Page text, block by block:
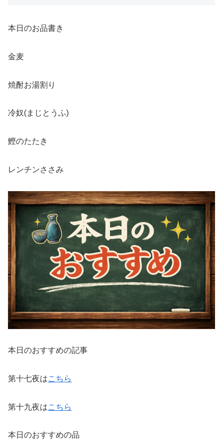
本日のお品書き
金麦
焼酎お湯割り
冷奴(まじとうふ)
鰹のたたき
レンチンささみ
本日のおすすめの記事
第十七夜はこちら
第十九夜はこちら
本日のおすすめの品